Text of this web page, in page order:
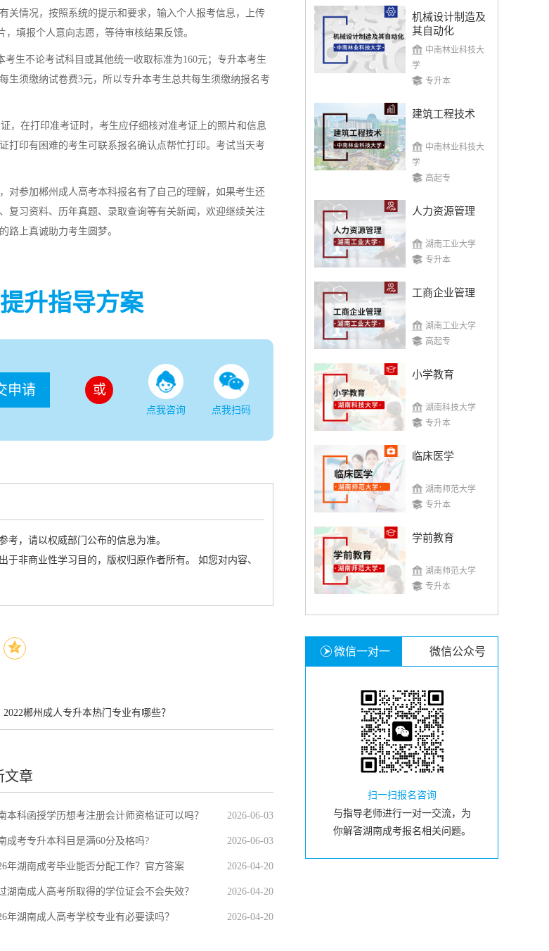
关情况，按照系统的提示和要求，输入个人报考信息，上传
填报个人意向志愿，等待审核结果反馈。
生不论考试科目或其他统一收取标准为160元；专升本考生
生须缴纳试卷费3元，所以专升本考生总共每生须缴纳报名考
在打印准考证时，考生应仔细核对准考证上的照片和信息
打印有困难的考生可联系报名确认点帮忙打印。考试当天考
参加郴州成人高考本科报名有了自己的理解，如果考生还
复习资料、历年真题、录取查询等有关新闻，欢迎继续关注
路上真诚助力考生圆梦。
升指导方案
申请 或
点我咨询 点我扫码
考，请以权威部门公布的信息为准。
于非商业性学习目的，版权归原作者所有。 如您对内容、
2022郴州成人专升本热门专业有哪些？
文章
2026-06-03
本科函授学历想考注册会计师资格证可以吗？
2026-06-03
成考专升本科目是满60分及格吗?
2026-04-20
年湖南成考毕业能否分配工作？官方答案
2026-04-20
湖南成人高考所取得的学位证会不会失效？
2026-04-20
年湖南成人高考学校专业有必要读吗？
机械设计制造及
其自动化
中南林业科技大
学
专升本
建筑工程技术
中南林业科技大
学
高起专
人力资源管理
湖南工业大学
专升本
工商企业管理
湖南工业大学
高起专
小学教育
湖南科技大学
专升本
临床医学
湖南师范大学
专升本
学前教育
湖南师范大学
专升本
微信一对一 微信公众号
扫一扫报名咨询
与指导老师进行一对一交流，为
你解答湖南成考报名相关问题。